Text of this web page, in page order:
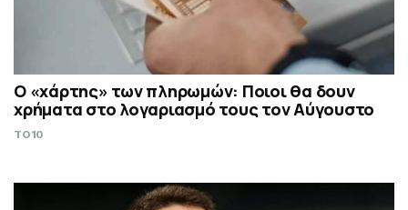
Ο «χάρτης» των πληρωμών: Ποιοι θα δουν
χρήματα στο λογαριασμό τους τον Αύγουστο
TO10